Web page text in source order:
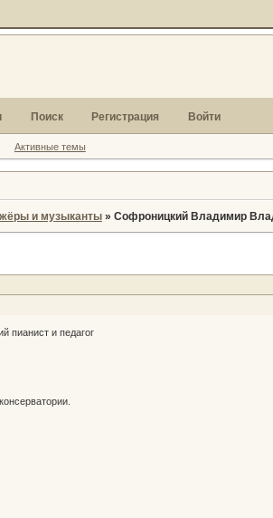
Поиск Регистрация Войти
Активные темы
и музыканты » Софроницкий Владимир
пианист и педагог